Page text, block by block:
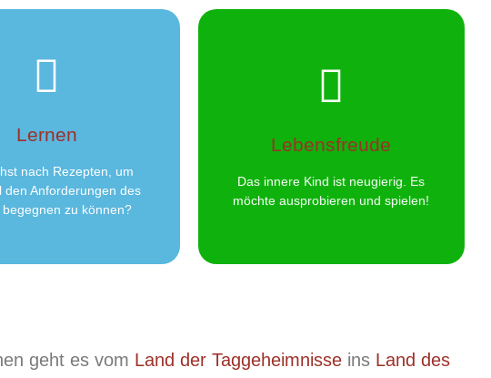
Lernen
nach Rezepten, um
den Anforderungen des
begegnen zu können?
Erfahrungen
aus Erfahrungen,
fanden Einzug in meine Lebensfreude
Das innere Kind ist neugierig. Es
möchte ausprobieren und spielen!
Lachen
haben, kreativ sein - Hier sammel
ich, Texte und Projekte, die mir gut
geht es vom Land der Taggeheimnisse ins Land des